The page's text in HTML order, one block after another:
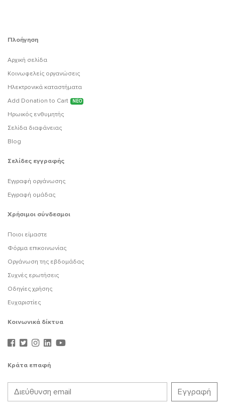
Πλοήγηση
Αρχική σελίδα
Κοινωφελείς οργανώσεις
Ηλεκτρονικά καταστήματα
Add Donation to Cart
ΝΕΟ
Ηρωικός ενθυμητής
Σελίδα διαφάνειας
Blog
Σελίδες εγγραφής
Εγγραφή οργάνωσης
Εγγραφή ομάδας
Χρήσιμοι σύνδεσμοι
Ποιοι είμαστε
Φόρμα επικοινωνίας
Οργάνωση της εβδομάδας
Συχνές ερωτήσεις
Οδηγίες χρήσης
Ευχαριστίες
Κοινωνικά δίκτυα
Κράτα επαφή